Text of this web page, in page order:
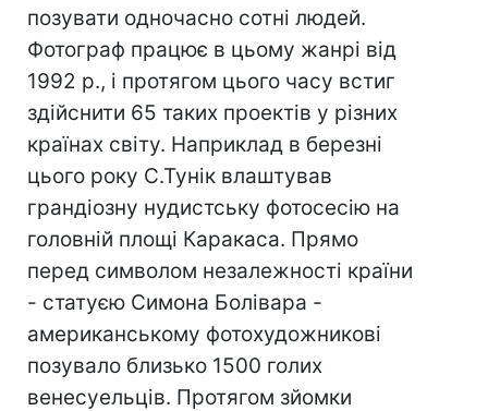
позувати одночасно сотні людей.
Фотограф працює в цьому жанрі від
1992 р., і протягом цього часу встиг
здійснити 65 таких проектів у різних
країнах світу. Наприклад в березні
цього року С.Тунік влаштував
грандіозну нудистську фотосесію на
головній площі Каракаса. Прямо
перед символом незалежності країни
- статуєю Симона Болівара -
американському фотохудожникові
позувало близько 1500 голих
венесуельців. Протягом зйомки